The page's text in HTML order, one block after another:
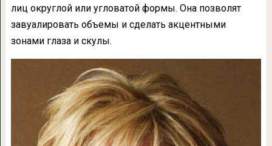
лиц округлой или угловатой формы. Она позволят
завуалировать объемы и сделать акцентными
зонами глаза и скулы.